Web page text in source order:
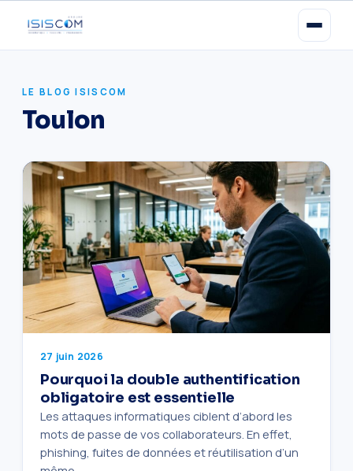
LE BLOG ISISCOM
Toulon
27 juin 2026
Pourquoi la double authentification
obligatoire est essentielle
Les attaques informatiques ciblent d’abord les
mots de passe de vos collaborateurs. En effet,
phishing, fuites de données et réutilisation d’un